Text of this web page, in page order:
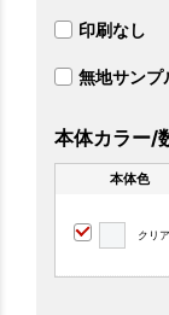
印刷なし
無地サンプ
本体カラー/
本体色
クリア